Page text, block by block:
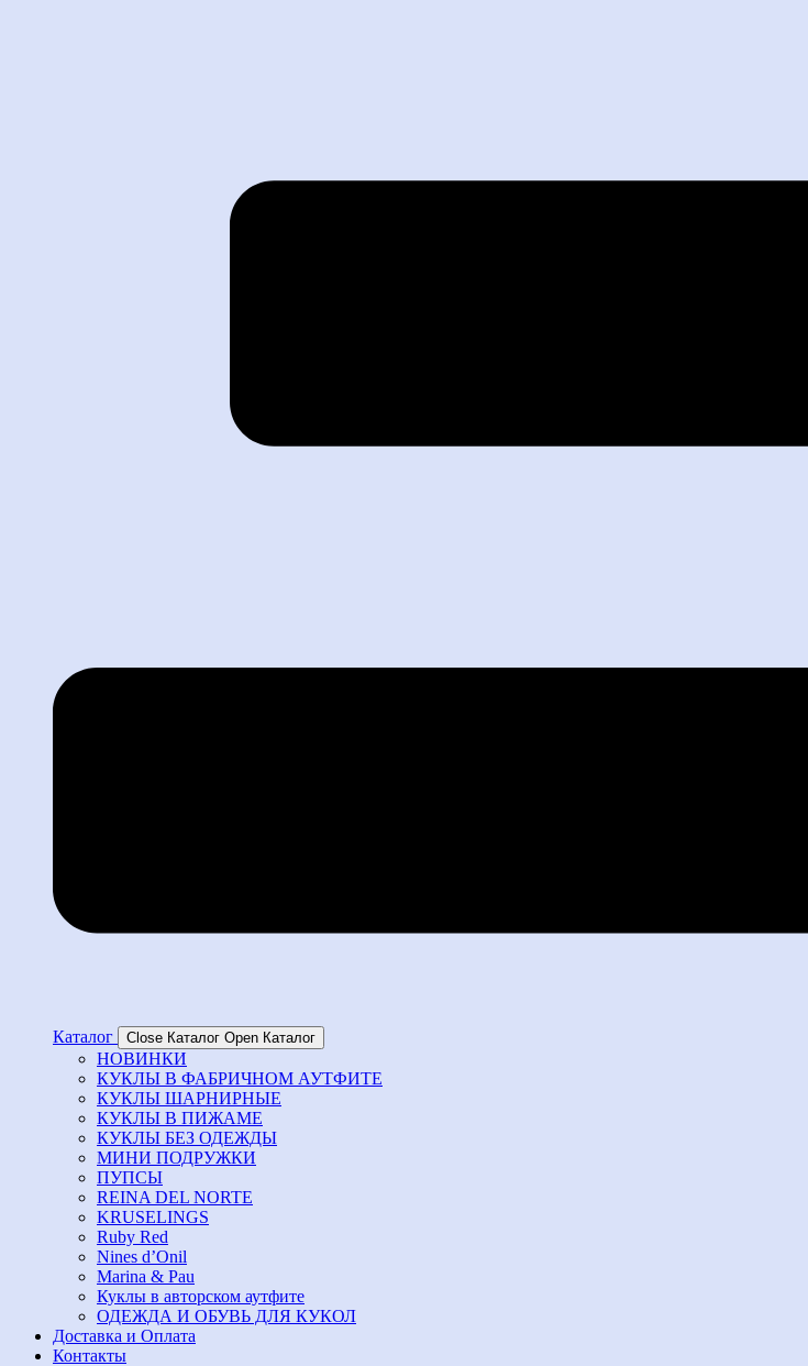
Каталог Close Каталог Open Каталог
НОВИНКИ
КУКЛЫ В ФАБРИЧНОМ АУТФИТЕ
КУКЛЫ ШАРНИРНЫЕ
КУКЛЫ В ПИЖАМЕ
КУКЛЫ БЕЗ ОДЕЖДЫ
МИНИ ПОДРУЖКИ
ПУПСЫ
REINA DEL NORTE
KRUSELINGS
Ruby Red
Nines d’Onil
Marina & Pau
Куклы в авторском аутфите
ОДЕЖДА И ОБУВЬ ДЛЯ КУКОЛ
Доставка и Оплата
Контакты